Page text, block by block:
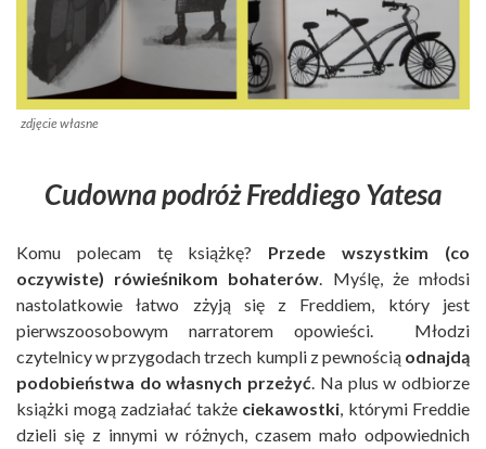
zdjęcie własne
Cudowna podróż Freddiego Yatesa
Komu polecam tę książkę? Przede wszystkim (co
oczywiste) rówieśnikom bohaterów. Myślę, że młodsi
nastolatkowie łatwo zżyją się z Freddiem, który jest
pierwszoosobowym narratorem opowieści. Młodzi
czytelnicy w przygodach trzech kumpli z pewnością odnajdą
podobieństwa do własnych przeżyć. Na plus w odbiorze
książki mogą zadziałać także ciekawostki, którymi Freddie
dzieli się z innymi w różnych, czasem mało odpowiednich